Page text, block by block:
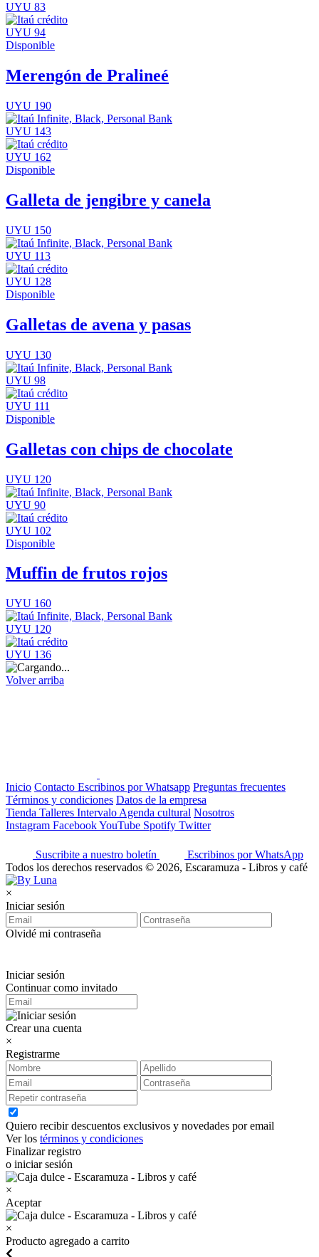
UYU 83
UYU 94
Disponible
Merengón de Pralineé
UYU 190
UYU 143
UYU 162
Disponible
Galleta de jengibre y canela
UYU 150
UYU 113
UYU 128
Disponible
Galletas de avena y pasas
UYU 130
UYU 98
UYU 111
Disponible
Galletas con chips de chocolate
UYU 120
UYU 90
UYU 102
Disponible
Muffin de frutos rojos
UYU 160
UYU 120
UYU 136
Volver arriba
Inicio Contacto Escribinos por Whatsapp Preguntas frecuentes
Términos y condiciones Datos de la empresa
Tienda Talleres Intervalo Agenda cultural Nosotros
Instagram FacebookYouTube Spotify Twitter
Suscribite a nuestro boletín
Escribinos por WhatsApp
Todos los derechos reservados © 2026, Escaramuza - Libros y café
×
Iniciar sesión
Olvidé mi contraseña
Iniciar sesión
Continuar como invitado
Crear una cuenta
×
Registrarme
Quiero recibir descuentos exclusivos y novedades por email
Ver los términos y condiciones
Finalizar registro
o iniciar sesión
×
Aceptar
×
Producto agregado a carrito